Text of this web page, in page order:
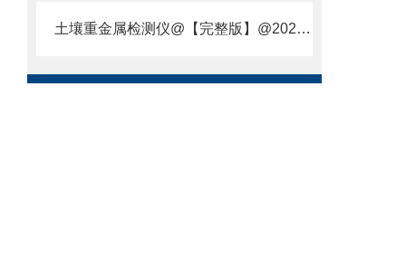
土壤重金属检测仪@【完整版】@2021专业土壤重金属快速检测仪器仪表